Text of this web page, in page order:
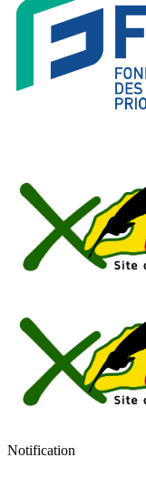
Notification